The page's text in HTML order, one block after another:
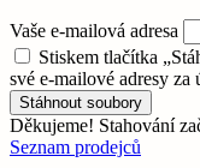
Vaše e-mailová adresa
Stiskem tlačítka
své e-mailové adresy za
Stáhnout soubory
Děkujeme! Stahování
Seznam prodejců